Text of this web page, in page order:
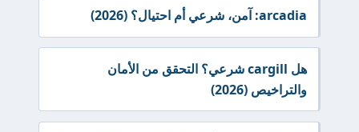
هل cargill شرعي؟ التحقق من الأمان
والتراخيص (2026)